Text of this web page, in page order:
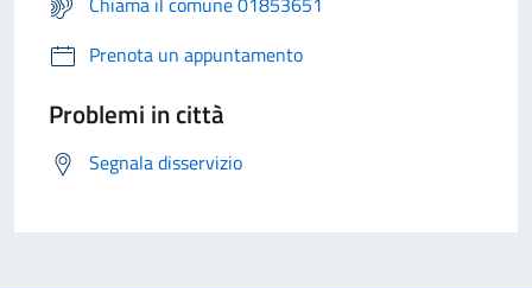
Prenota un appuntamento
Problemi in città
Segnala disservizio